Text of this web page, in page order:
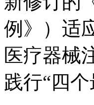
例》）适
医疗器械
践行“四